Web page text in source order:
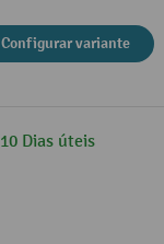
Configurar variante
10 Dias úteis